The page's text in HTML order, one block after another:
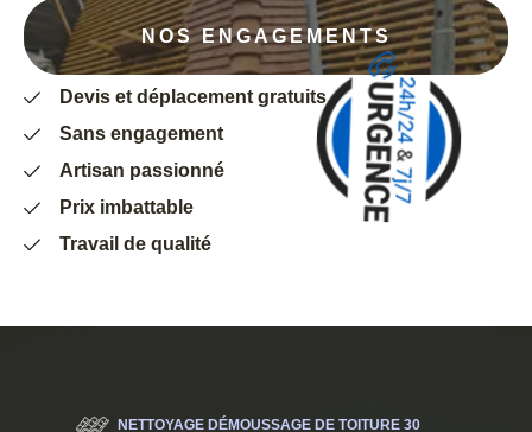
NOS ENGAGEMENTS
Devis et déplacement gratuits
Sans engagement
Artisan passionné
Prix imbattable
Travail de qualité
NETTOYAGE DÉMOUSSAGE DE TOITURE 30